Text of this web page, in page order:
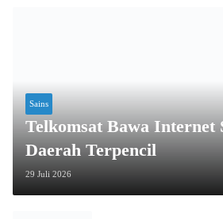
Sains
Telkomsat Bawa Internet
Daerah Terpencil
29 Juli 2026